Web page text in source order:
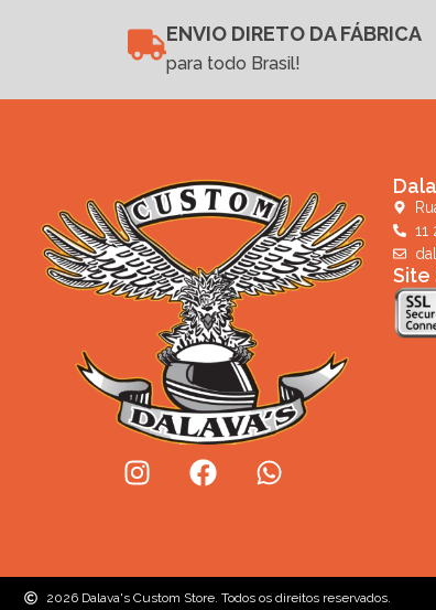
ENVIO DIRETO DA FÁBRICA
para todo Brasil!
11
Site
2026 Dalava's Custom Store. Todos os direitos reservados.